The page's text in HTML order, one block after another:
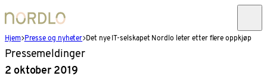
Hjem Presse og nyheter Det nye IT-selskapet Nordlo leter etter flere oppkjøp
Pressemeldinger
2 oktober 2019